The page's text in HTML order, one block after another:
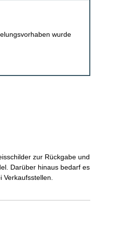
wurde
zur Rückgabe und
Darüber hinaus bedarf es